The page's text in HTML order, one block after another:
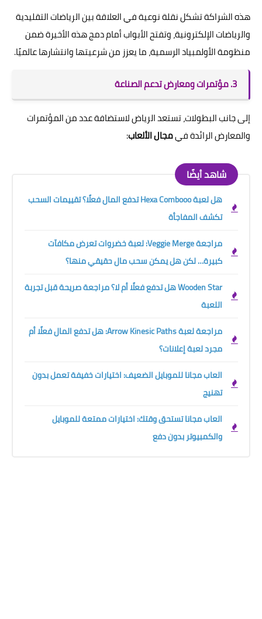
هذه الشراكة تشكل نقلة نوعية في العلاقة بين الرياضات التقليدية
والرياضات الإلكترونية، وتفتح الأبواب أمام دمج هذه الأخيرة ضمن
منظومة الأولمبياد الرسمية، ما يعزز من شرعيتها وانتشارها عالميًا.
3. مؤتمرات ومعارض تدعم الصناعة
إلى جانب البطولات، تستعد الرياض لاستضافة عدد من المؤتمرات
والمعارض الرائدة فيمجال الألعاب:
شاهد أيضًا
هل لعبة Hexa Combooo تدفع المال فعلًا؟ تقييمات السحب
تكشف المفاجأة
مراجعة Veggie Merge: لعبة خضروات تعرض مكافآت
كبيرة… لكن هل يمكن سحب مال حقيقي منها؟
Wooden Star هل تدفع فعلًا أم لا؟ مراجعة صريحة قبل تجربة
اللعبة
مراجعة لعبة Arrow Kinesic Paths: هل تدفع المال فعلًا أم
مجرد لعبة إعلانات؟
العاب مجانا للموبايل الضعيف: اختيارات خفيفة تعمل بدون
تهنيج
العاب مجانا تستحق وقتك: اختيارات ممتعة للموبايل
والكمبيوتر بدون دفع